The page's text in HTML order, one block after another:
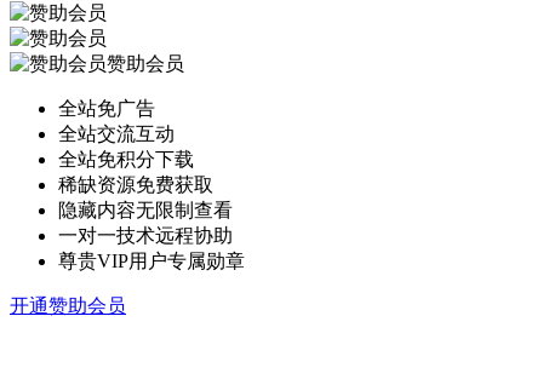
赞助会员
全站免广告
全站交流互动
全站免积分下载
稀缺资源免费获取
隐藏内容无限制查看
一对一技术远程协助
尊贵VIP用户专属勋章
开通赞助会员